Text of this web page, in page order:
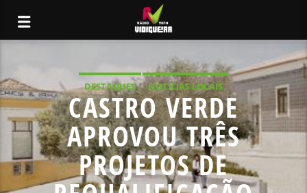
DESTAQUES NOTÍCIAS LOCAIS
CASTRO VERDE
APROVOU TRÊS
PROJETOS DE